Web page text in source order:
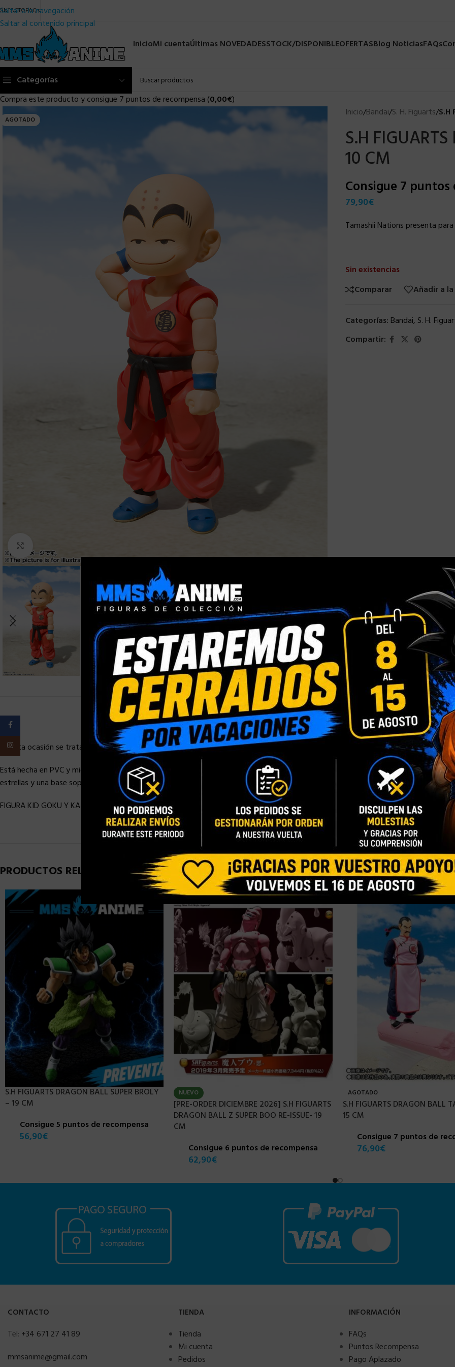
Saltar a la navegación
Saltar al contenido principal
FAQs
InicioMi cuentaÚltimas NOVEDADESSTOCK/DISPONIBLEOFERTASBlog NoticiasFAQs
Categorías
Compra este producto y consigue 7 puntos de recompensa (0,00€)
AGOTADO
Inicio/Bandai/S. H. Figuarts/S.H
S.H
10 CM
Consigue 7
79,90€
Tamashii Nations presenta
Sin existencias
Comparar
Añadir a
Categorías: Bandai, S. H.
Compartir:
DESCRIPCIÓN INFORMACIÓN ADICIONAL
En esta ocasión se trata de la figura de Krilin niño.
Está hecha en PVC y mide unos 10 cm de alto e incluye 4x manos izquierda y 5x mano derecha intercambiables, 2x caras
estrellas y una base soporte con brazo articulado para el efecto y la figura.
FIGURA KID GOKU Y KAME-SENNIN NO INCLUIDAS
PRODUCTOS RELACIONADOS
S.H FIGUARTS DRAGON BALL SUPER BROLY
– 19 CM
Consigue 5 puntos de recompensa
56,90€
NUEVO
[PRE-ORDER DICIEMBRE 2026] S.H FIGUARTS
DRAGON BALL Z SUPER BOO RE-ISSUE- 19
CM
Consigue 6 puntos de recompensa
62,90€
AGOTADO
S.H FIGUARTS DRAGON BALL
15 CM
Consigue 7 puntos de
76,90€
CONTACTO
Tel: +34 671 27 41 89
mmsanime@gmail.com
TIENDA
Tienda
Mi cuenta
Pedidos
INFORMACIÓN
FAQs
Puntos Recompensa
Pago Aplazado
Instagram